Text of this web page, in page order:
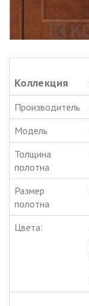
Коллекция
Производитель
Модель
Толщина
полотна
Размер
полотна
Цвета: